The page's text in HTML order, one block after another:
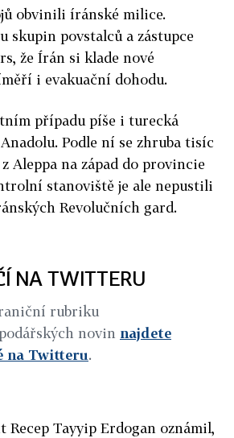
obvinili íránské milice.
skupin povstalců a zástupce
že Írán si klade nové
i evakuační dohodu.
případu píše i turecká
Podle ní se zhruba tisíc
Aleppa na západ do provincie
stanoviště je ale nepustili
Revolučních gard.
NA TWITTERU
rubriku
novin najdete
na Twitteru.
Recep Tayyip Erdogan oznámil,